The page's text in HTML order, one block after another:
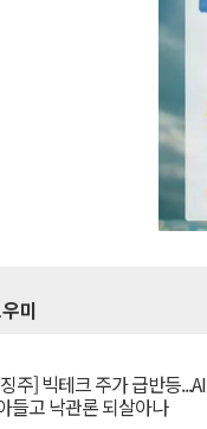
미
주] 빅테크 주가 급반등...AI
들고 낙관론 되살아나